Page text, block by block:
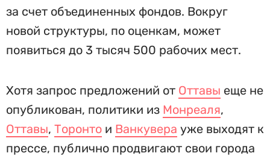
за счет объединенных фондов. Вокруг
новой структуры, по оценкам, может
появиться до 3 тысяч 500 рабочих мест.
Хотя запрос предложений от Оттавы еще не
опубликован, политики из Монреаля,
Оттавы, Торонто и Ванкувера уже выходят к
прессе, публично продвигают свои города